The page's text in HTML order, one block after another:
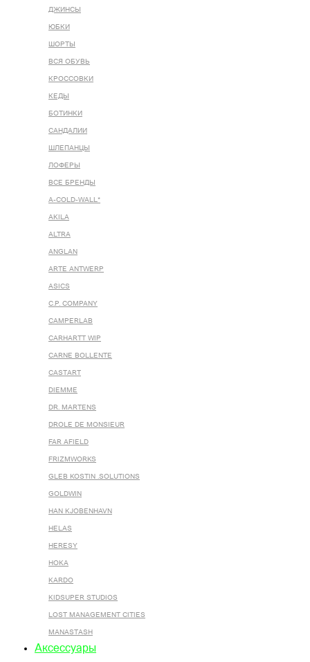
ДЖИНСЫ
ЮБКИ
ШОРТЫ
ВСЯ ОБУВЬ
КРОССОВКИ
КЕДЫ
БОТИНКИ
САНДАЛИИ
ШЛЕПАНЦЫ
ЛОФЕРЫ
ВСЕ БРЕНДЫ
A-COLD-WALL*
AKILA
ALTRA
ANGLAN
ARTE ANTWERP
ASICS
C.P. COMPANY
CAMPERLAB
CARHARTT WIP
CARNE BOLLENTE
CASTART
DIEMME
DR. MARTENS
DROLE DE MONSIEUR
FAR AFIELD
FRIZMWORKS
GLEB KOSTIN .SOLUTIONS
GOLDWIN
HAN KJOBENHAVN
HELAS
HERESY
HOKA
KARDO
KIDSUPER STUDIOS
LOST MANAGEMENT CITIES
MANASTASH
Аксессуары